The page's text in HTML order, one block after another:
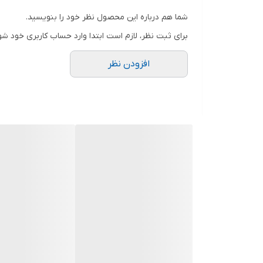
شما هم درباره این محصول نظر خود را بنویسید.
برای ثبت نظر، لازم است ابتدا وارد حساب کاربری خود
افزودن نظر